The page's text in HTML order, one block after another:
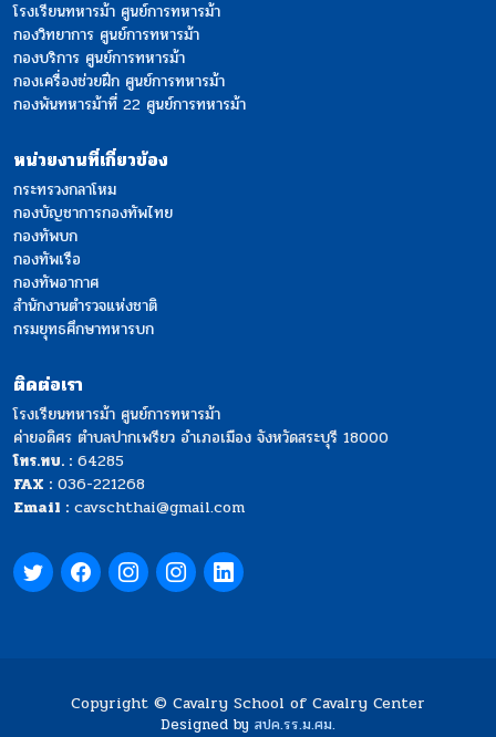
โรงเรียนทหารม้า ศูนย์การทหารม้า
กองวิทยาการ ศูนย์การทหารม้า
กองบริการ ศูนย์การทหารม้า
กองเครื่องช่วยฝึก ศูนย์การทหารม้า
กองพันทหารม้าที่ 22 ศูนย์การทหารม้า
หน่วยงานที่เกี่ยวข้อง
กระทรวงกลาโหม
กองบัญชาการกองทัพไทย
กองทัพบก
กองทัพเรือ
กองทัพอากาศ
สำนักงานตำรวจแห่งชาติ
กรมยุทธศึกษาทหารบก
ติดต่อเรา
โรงเรียนทหารม้า ศูนย์การทหารม้า
ค่ายอดิศร ตำบลปากเพรียว อำเภอเมือง จังหวัดสระบุรี 18000
โทร.ทบ. : 64285
FAX : 036-221268
Email : cavschthai@gmail.com
Copyright © Cavalry School of Cavalry Center
Designed by สปค.รร.ม.ศม.